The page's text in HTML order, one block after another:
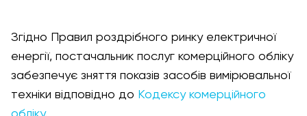
Згідно Правил роздрібного ринку електричної
енергії, постачальник послуг комерційного обліку
забезпечує зняття показів засобів вимірювальної
техніки відповідно до Кодексу комерційного